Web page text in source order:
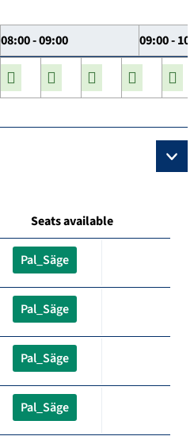
08:00 - 09:00 09:00 -
Seats available
Pal_Säge
Pal_Säge
Pal_Säge
Pal_Säge